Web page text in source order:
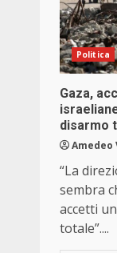
Politica
Gaza,
disarmo
Amedeo
“La
sembra
accetti
totale”....